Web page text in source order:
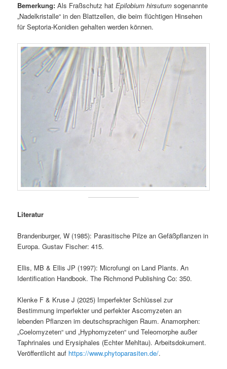
Bemerkung: Als Fraßschutz hatEpilobium hirsutum sogenannte
„Nadelkristalle“ in den Blattzellen, die beim flüchtigen Hinsehen
für Septoria-Konidien gehalten werden können.
Literatur
Brandenburger, W (1985): Parasitische Pilze an Gefäßpflanzen in
Europa. Gustav Fischer: 415.
Ellis, MB & Ellis JP (1997): Microfungi on Land Plants. An
Identification Handbook. The Richmond Publishing Co: 350.
Klenke F & Kruse J (2025) Imperfekter Schlüssel zur
Bestimmung imperfekter und perfekter Ascomyzeten an
lebenden Pflanzen im deutschsprachigen Raum. Anamorphen:
„Coelomyzeten“ und „Hyphomyzeten“ und Teleomorphe außer
Taphrinales und Erysiphales (Echter Mehltau). Arbeitsdokument.
Veröffentlicht auf https://www.phytoparasiten.de/.